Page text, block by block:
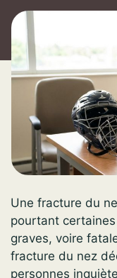
Une fracture du
pourtant
graves, voire
fracture du nez
personnes